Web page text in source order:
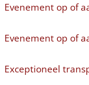
Evenement op of
Evenement op of
Exceptioneel